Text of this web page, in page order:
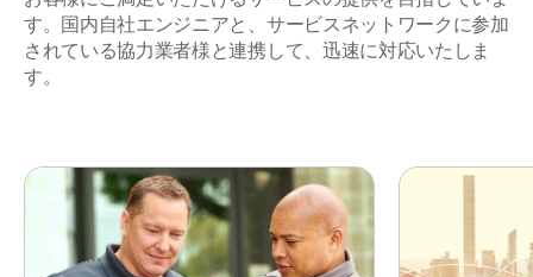
す。国内自社エンジニアと、サービスネットワークに参加
されている協力業者様と連携して、迅速に対応いたしま
す。